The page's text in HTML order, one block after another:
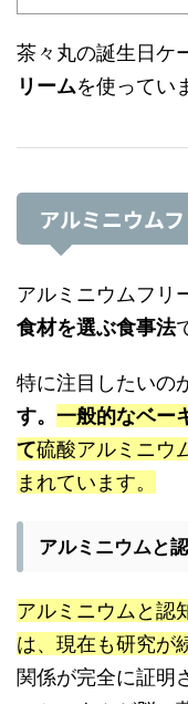
茶々丸の誕生日ケ
リームを使ってい
アルミニウム
アルミニウムフリ
食材を選ぶ食事法
特に注目したいの
す。 一般的なベー
て硫酸アルミニウ
まれています。
アルミニウムと
アルミニウムと認
は、現在も研究が
関係が完全に証明